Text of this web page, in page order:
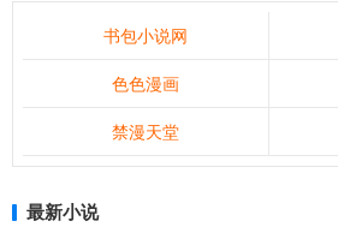
书包小说网
色色漫画
禁漫天堂
最新小说